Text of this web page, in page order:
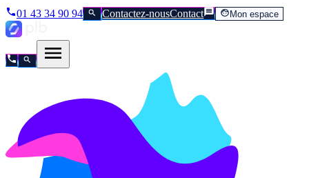
01 43 34 90 94 Contactez-nousContact Mon espace